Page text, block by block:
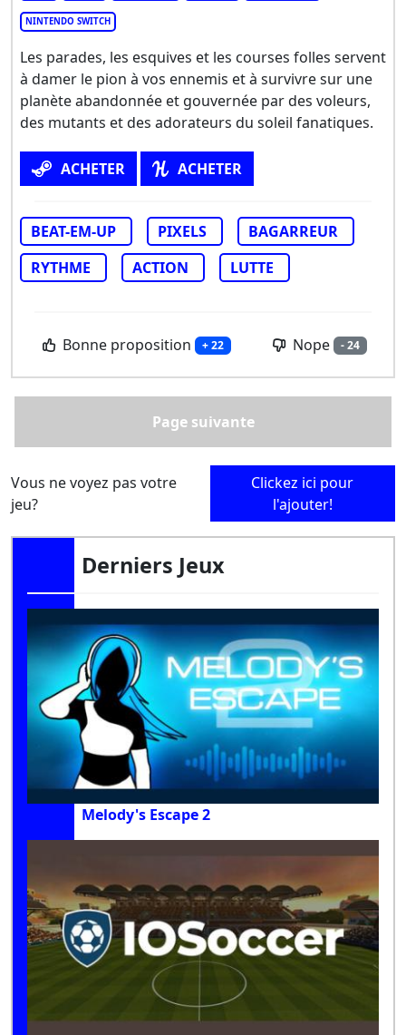
NINTENDO SWITCH
Les parades, les esquives et les courses folles servent
à damer le pion à vos ennemis et à survivre sur une
planète abandonnée et gouvernée par des voleurs,
des mutants et des adorateurs du soleil fanatiques.
ACHETER ACHETER
BEAT-EM-UP PIXELS
BAGARREUR
RYTHME
ACTION LUTTE
Bonne proposition + 22 Nope - 24
Page suivante
Vous ne voyez pas votre
jeu?
Clickez ici pour
l'ajouter!
Derniers Jeux
Melody's Escape 2